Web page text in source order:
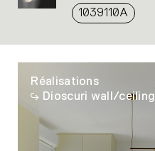
1039110A
Réalisations
Dioscuri wall/ceiling